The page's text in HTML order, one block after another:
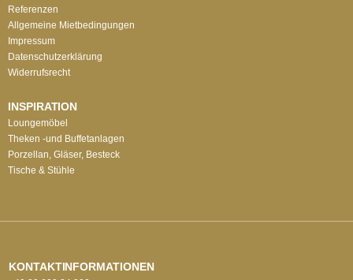
Referenzen
Allgemeine Mietbedingungen
Impressum
Datenschutzerklärung
Widerrufsrecht
INSPIRATION
Loungemöbel
Theken -und Buffetanlagen
Porzellan, Gläser, Besteck
Tische & Stühle
KONTAKTINFORMATIONEN